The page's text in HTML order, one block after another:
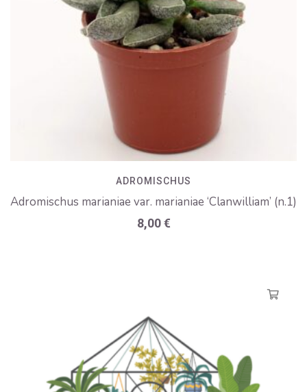
ADROMISCHUS
Adromischus marianiae var. marianiae ‘Clanwilliam’ (n.1)
8,00€